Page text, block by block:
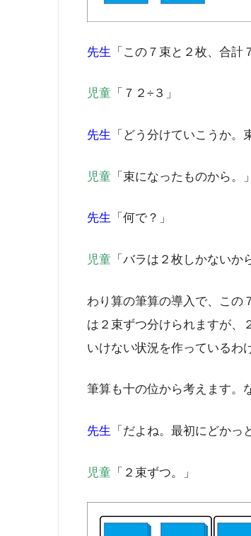
先生 「この７束と２枚、合計
児童 「７２÷３」
先生 「どう分けていこうか。
児童 「束になったものから。」
先生 「何で？」
児童 「バラは２枚しかないか
わり算の筆算の導入で、この
は２束ずつ分けられますが、
いけない状況を作っているわ
筆算も十の位から考えます。
先生 「だよね。最初にどかっ
児童 「２束ずつ。」